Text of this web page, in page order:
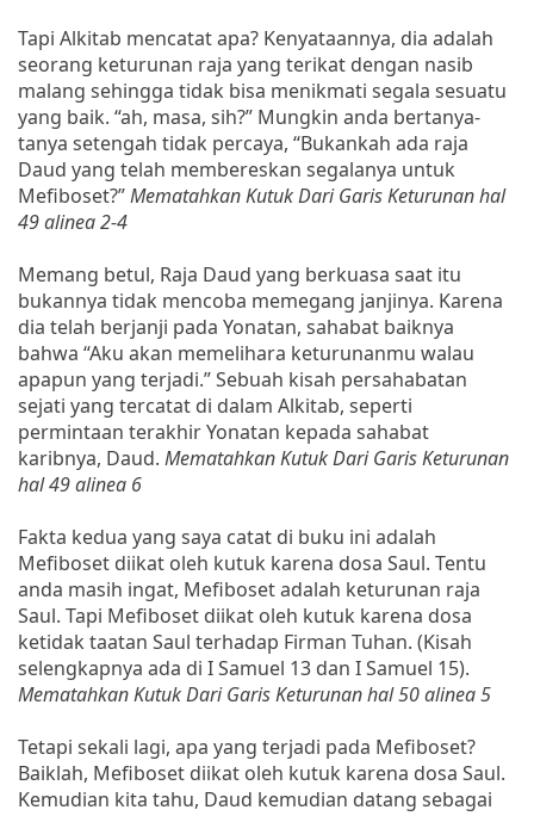
Tapi Alkitab mencatat apa? Kenyataannya, dia adalah
seorang keturunan raja yang terikat dengan nasib
malang sehingga tidak bisa menikmati segala sesuatu
yang baik. “ah, masa, sih?” Mungkin anda bertanya-
tanya setengah tidak percaya, “Bukankah ada raja
Daud yang telah membereskan segalanya untuk
Mefiboset?”Mematahkan Kutuk Dari Garis Keturunan hal
49 alinea 2-4
Memang betul, Raja Daud yang berkuasa saat itu
bukannya tidak mencoba memegang janjinya. Karena
dia telah berjanji pada Yonatan, sahabat baiknya
bahwa “Aku akan memelihara keturunanmu walau
apapun yang terjadi.” Sebuah kisah persahabatan
sejati yang tercatat di dalam Alkitab, seperti
permintaan terakhir Yonatan kepada sahabat
karibnya, Daud. Mematahkan Kutuk Dari Garis Keturunan
hal 49 alinea 6
Fakta kedua yang saya catat di buku ini adalah
Mefiboset diikat oleh kutuk karena dosa Saul. Tentu
anda masih ingat, Mefiboset adalah keturunan raja
Saul. Tapi Mefiboset diikat oleh kutuk karena dosa
ketidak taatan Saul terhadap Firman Tuhan. (Kisah
selengkapnya ada di I Samuel 13 dan I Samuel 15).
Mematahkan Kutuk Dari Garis Keturunan hal 50 alinea 5
Tetapi sekali lagi, apa yang terjadi pada Mefiboset?
Baiklah, Mefiboset diikat oleh kutuk karena dosa Saul.
Kemudian kita tahu, Daud kemudian datang sebagai